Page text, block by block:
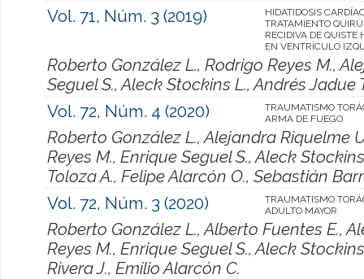
Vol. 71, Núm. 3 (2019)
HIDATIDOSIS
TRATAMIENTO
RECIDIVA DE QUISTE
EN VENTRÍCULO
Roberto González L., Rodrigo Reyes M.,
Seguel S., Aleck Stockins L., Andrés Jadue
Vol. 72, Núm. 4 (2020)
TRAUMATISMO
ARMA DE FUEGO
Roberto González L., Alejandra Riquelme
Reyes M., Enrique Seguel S., Aleck
Toloza A., Felipe Alarcón O., Sebastián
Vol. 72, Núm. 3 (2020)
TRAUMATISMO
ADULTO MAYOR
Roberto González L., Alberto Fuentes E.,
Reyes M., Enrique Seguel S., Aleck
Rivera J., Emilio Alarcón C.